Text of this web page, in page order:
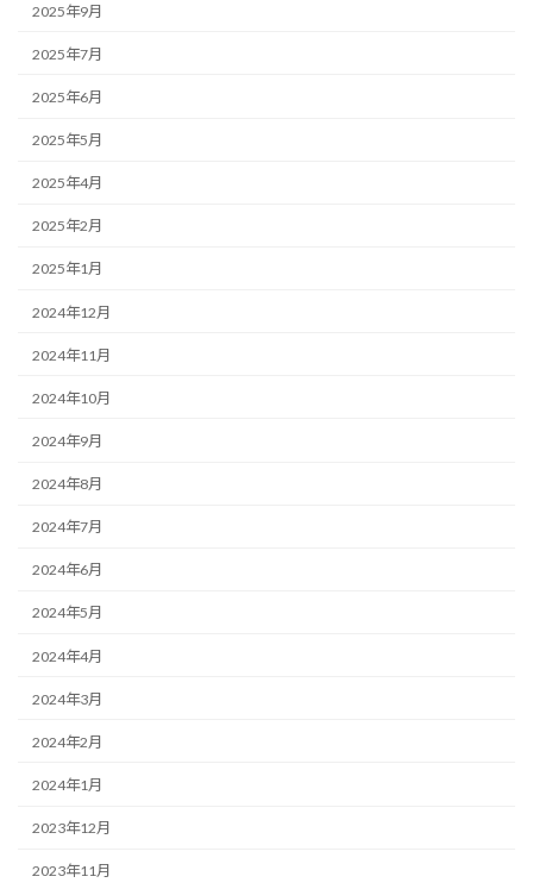
2025年9月
2025年7月
2025年6月
2025年5月
2025年4月
2025年2月
2025年1月
2024年12月
2024年11月
2024年10月
2024年9月
2024年8月
2024年7月
2024年6月
2024年5月
2024年4月
2024年3月
2024年2月
2024年1月
2023年12月
2023年11月